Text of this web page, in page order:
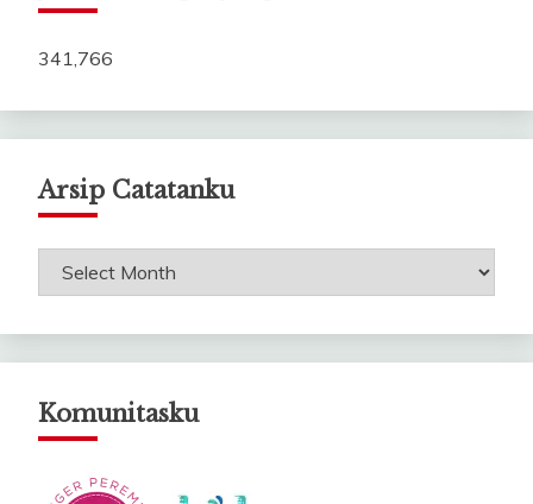
341,766
Arsip Catatanku
Arsip
Catatanku
Komunitasku